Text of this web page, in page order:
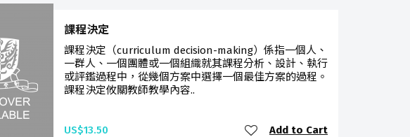
課程決定
課程決定（curriculum decision-making）係指一個人、
一群人、一個團體或一個組織就其課程分析、設計、執行
或評鑑過程中，從幾個方案中選擇一個最佳方案的過程。
課程決定攸關教師教學內容..
US$13.50 Add to Cart